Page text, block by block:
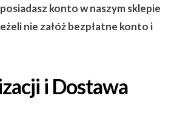
konto w naszym sklepie
nie załóż bezpłatne konto i
i Dostawa